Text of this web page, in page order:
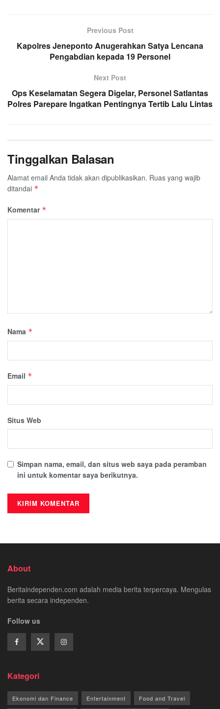
Previous Post
Kapolres Jeneponto Anugerahkan Satya Lencana
Pengabdian kepada 19 Personel
Next Post
Ops Keselamatan Segera Digelar, Personel Satlantas
Polres Parepare Ingatkan Pentingnya Tertib Lalu Lintas
Tinggalkan Balasan
Alamat email Anda tidak akan dipublikasikan. Ruas yang wajib
ditandai *
Komentar *
Nama *
Email *
Situs Web
Simpan nama, email, dan situs web saya pada peramban
ini untuk komentar saya berikutnya.
About
Beritaindependen.com adalah media berita terpercaya. Mengulas
berita secara independen.
Follow us
Kategori
Ekonomi dan Finance Entertainment Food and Travel